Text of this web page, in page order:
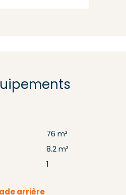
76 m²
8.2 m²
arrière